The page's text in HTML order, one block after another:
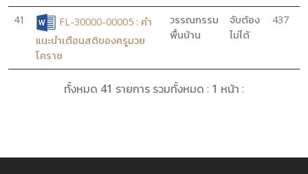
41
FL-30000-00005 : คำ
แนะนำเตือนสติของครูมวย
โคราช
วรรณกรรม
พื้นบ้าน
จับต้อง
ไม่ได้
437
ทั้งหมด 41 รายการ รวมทั้งหมด : 1 หน้า :